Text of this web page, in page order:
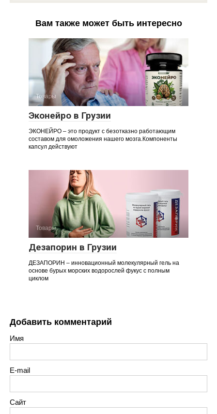
Вам также может быть интересно
Товары
Эконейро в Грузии
ЭКОНЕЙРО – это продукт с безотказно работающим
составом для омоложения нашего мозга.Компоненты
капсул действуют
Товары
Дезапорин в Грузии
ДЕЗАПОРИН – инновационный молекулярный гель на
основе бурых морских водорослей фукус с полным
циклом
Добавить комментарий
Имя
E-mail
Сайт